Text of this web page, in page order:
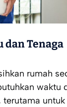
dan Tenaga
rumah
waktu
untuk